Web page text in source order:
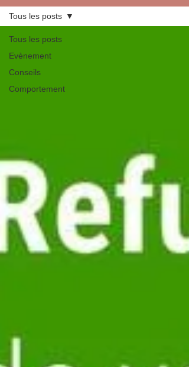
Tous les posts
Evènement
Conseils
Comportement
Tous les posts